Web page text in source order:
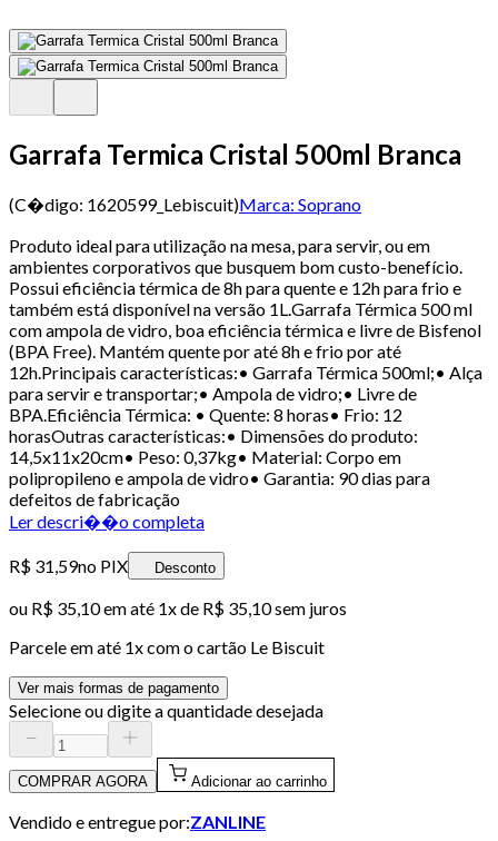
Garrafa Termica Cristal 500ml Branca
(C�digo: 1620599_Lebiscuit)Marca: Soprano
Produto ideal para utilização na mesa, para servir, ou em
ambientes corporativos que busquem bom custo-benefício.
Possui eficiência térmica de 8h para quente e 12h para frio e
também está disponível na versão 1L.Garrafa Térmica 500 ml
com ampola de vidro, boa eficiência térmica e livre de Bisfenol
(BPA Free). Mantém quente por até 8h e frio por até
12h.Principais características:• Garrafa Térmica 500ml;• Alça
para servir e transportar;• Ampola de vidro;• Livre de
BPA.Eficiência Térmica: • Quente: 8 horas• Frio: 12
horasOutras características:• Dimensões do produto:
14,5x11x20cm• Peso: 0,37kg• Material: Corpo em
polipropileno e ampola de vidro• Garantia: 90 dias para
defeitos de fabricação
Ler descri��o completa
R$ 31,59no PIX Desconto
ou R$ 35,10em até 1x de R$ 35,10sem juros
Parcele em até 1x com o cartão Le Biscuit
Ver mais formas de pagamento
Selecione ou digite a quantidade desejada
COMPRAR AGORA Adicionar ao carrinho
Vendido e entregue por:ZANLINE